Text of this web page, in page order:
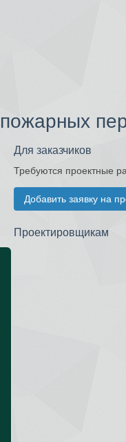
Для заказчиков
Требуются проектные
Добавить заявку на
Проектировщикам